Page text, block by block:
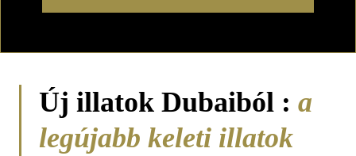
Új illatok Dubaiból : a
legújabb keleti illatok